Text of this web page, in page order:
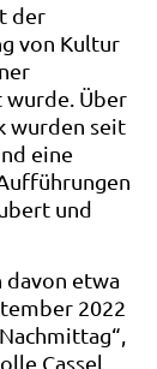
der
von Kultur
wurde. Über
wurden seit
eine
und
davon etwa
2022
Cassel,